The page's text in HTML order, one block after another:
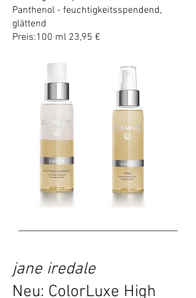
Panthenol - feuchtigkeitsspendend,
glättend
Preis:100 ml 23,95 €
jane iredale
Neu: ColorLuxe High